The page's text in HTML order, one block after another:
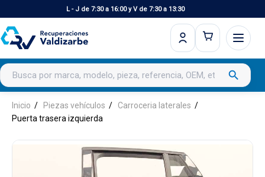
L - J de 7:30 a 16:00 y V de 7:30 a 13:30
Buscar productos search
Inicio Piezas vehículos
Carroceria laterales
Puerta trasera izquierda